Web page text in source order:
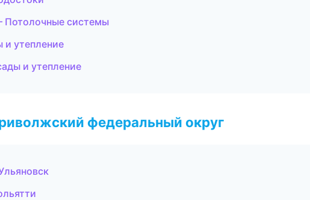
Потолочные системы
утепление
и утепление
федеральный округ